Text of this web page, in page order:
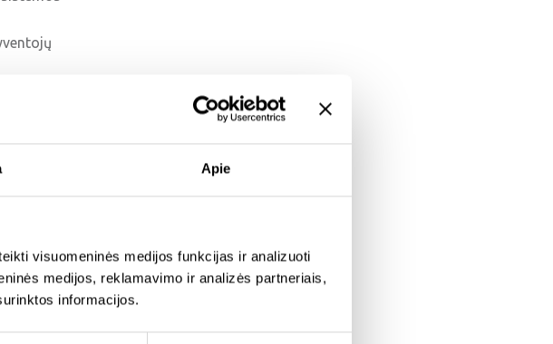
Apie
visuomeninės medijos funkcijas ir analizuoti
medijos, reklamavimo ir analizės partneriais,
informacijos.
bet ir
patogi